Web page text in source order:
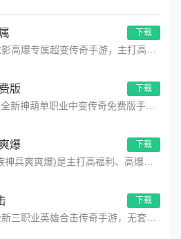
包，实际成本更低；
，微氪玩家也能轻松跻身全服前
顽石英雄》主打‌沉浸式剧情体验‌：
任务环环相扣，BOSS战步步惊
装、专属武器、逆天属性‌，越打越
，爆率全开，光柱不断，爽感持续
下载
版 下载
爆 下载
下载